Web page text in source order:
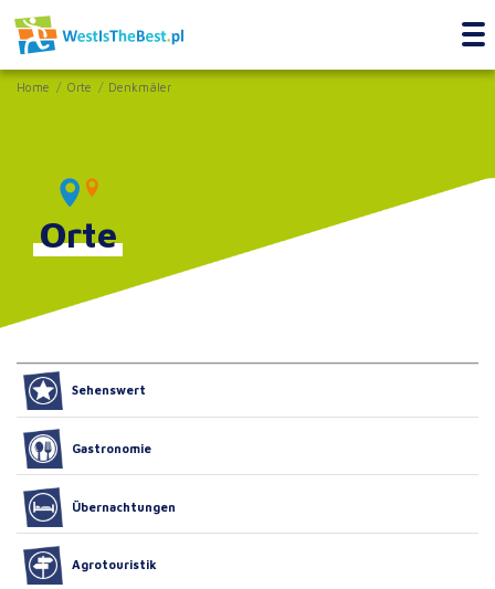
Home Orte Denkmäler
Orte
Sehenswert
Gastronomie
Übernachtungen
Agrotouristik